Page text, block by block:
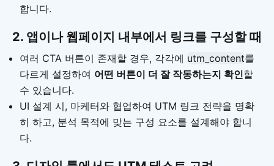
합니다.
2. 앱이나 웹페이지 내부에서 링크를 구성할 때
여러 CTA 버튼이 존재할 경우, 각각에 utm_content를
다르게 설정하여 어떤 버튼이 더 잘 작동하는지 확인할
수 있습니다.
UI 설계 시, 마케터와 협업하여 UTM 링크 전략을 명확
히 하고, 분석 목적에 맞는 구성 요소를 설계해야 합니
다.